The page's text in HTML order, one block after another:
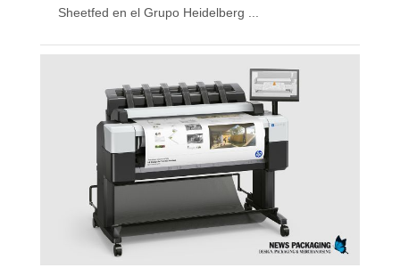
Sheetfed en el Grupo Heidelberg ...